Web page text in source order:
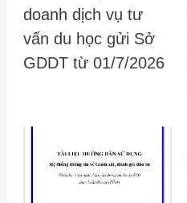
doanh dịch vụ tư
vấn du học gửi Sở
GDDT từ 01/7/2026